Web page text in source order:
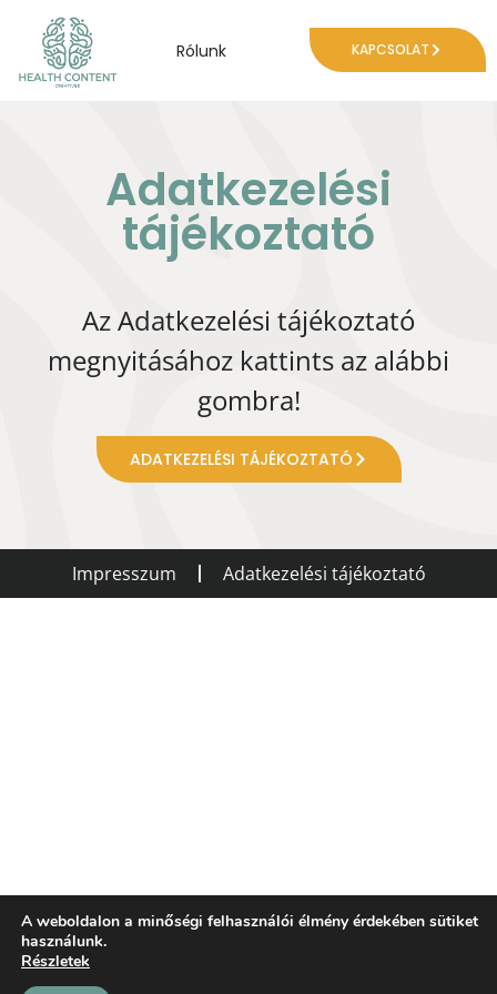
Rólunk KAPCSOLAT
Adatkezelési
tájékoztató
Az Adatkezelési tájékoztató
megnyitásához kattints az alábbi
gombra!
ADATKEZELÉSI TÁJÉKOZTATÓ
Impresszum Adatkezelési tájékoztató
A weboldalon a minőségi felhasználói élmény érdekében sütiket
használunk.
Részletek